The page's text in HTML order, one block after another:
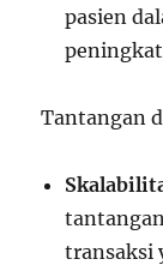
pasien
Tantangan
transaksi